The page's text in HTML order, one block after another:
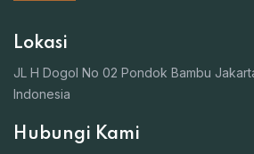
Lokasi
JL H Dogol No 02 Pondok Bambu
Indonesia
Hubungi Kami